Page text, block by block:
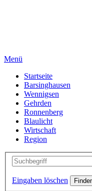
Menü
Startseite
Barsinghausen
Wennigsen
Gehrden
Ronnenberg
Blaulicht
Wirtschaft
Region
Eingaben löschen